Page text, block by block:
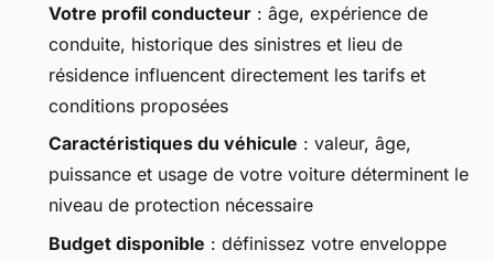
Votre profil conducteur : âge, expérience de
conduite, historique des sinistres et lieu de
résidence influencent directement les tarifs et
conditions proposées
Caractéristiques du véhicule : valeur, âge,
puissance et usage de votre voiture déterminent le
niveau de protection nécessaire
Budget disponible : définissez votre enveloppe